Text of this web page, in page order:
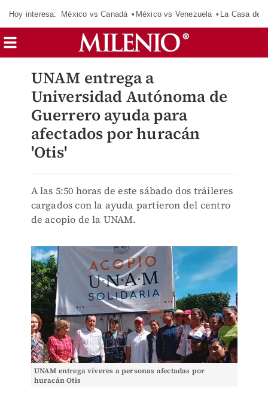
Hoy interesa: México vs Canadá México vs Venezuela La Casa de
UNAM entrega a
Universidad Autónoma de
Guerrero ayuda para
afectados por huracán
'Otis'
A las 5:50 horas de este sábado dos tráileres
cargados con la ayuda partieron del centro
de acopio de la UNAM.
UNAM entrega víveres a personas afectadas por
huracán Otis